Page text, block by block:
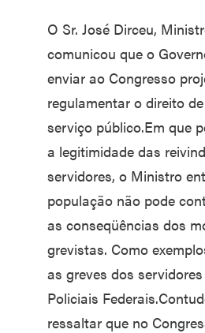
O Sr. José Dirceu,
comunicou que o
enviar ao Congresso
regulamentar o direito
serviço público.Em que
a legitimidade das
servidores, o Ministro
população não pode
as conseqüências dos
grevistas. Como
as greves dos
Policiais
ressaltar que no